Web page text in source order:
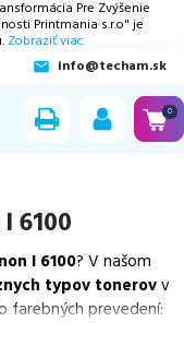
Pre Zvýšenie
Printmania s.r.o" je
Zobraziť viac.
info@techam.sk
0
6100
I 6100? V našom
typov tonerovv
farebných prevedení: